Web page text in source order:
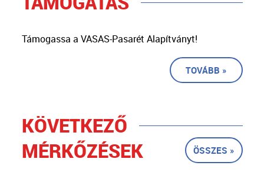
Támogassa a VASAS-Pasarét Alapítványt!
TOVÁBB »
KÖVETKEZŐ
MÉRKŐZÉSEK
ÖSSZES »